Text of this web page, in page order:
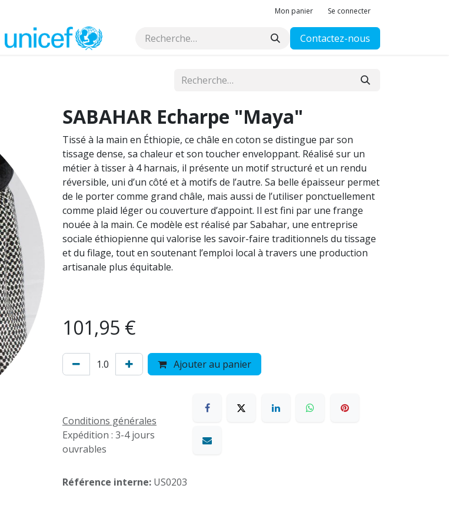
Mon panier Se connecter
Contactez-nous
SABAHAR Echarpe "Maya"
Tissé à la main en Éthiopie, ce châle en coton se distingue par son
tissage dense, sa chaleur et son toucher enveloppant. Réalisé sur un
métier à tisser à 4 harnais, il présente un motif structuré et un rendu
réversible, uni d’un côté et à motifs de l’autre. Sa belle épaisseur permet
de le porter comme grand châle, mais aussi de l’utiliser ponctuellement
comme plaid léger ou couverture d’appoint. Il est fini par une frange
nouée à la main. Ce modèle est réalisé par Sabahar, une entreprise
sociale éthiopienne qui valorise les savoir-faire traditionnels du tissage
et du filage, tout en soutenant l’emploi local à travers une production
artisanale plus équitable.
101,95 €
Ajouter au panier
Conditions générales
Expédition : 3-4 jours
ouvrables
Référence interne: US0203